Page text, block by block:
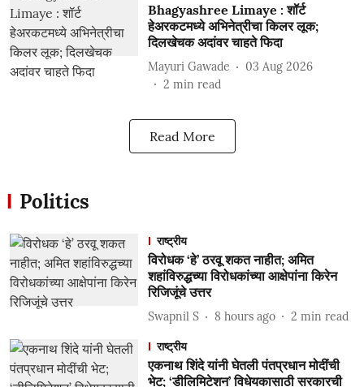
Bhagyashree Limaye : शॉर्ट
हेअरकटमध्ये अभिनेत्रीचा किलर लूक;
दिलखेचक अदांवर चाहते फिदा
Mayuri Gawade
03 Aug 2026
2 min read
Read More
Politics
राष्ट्रीय
विरोधक ‘हे’ ठरवू शकत नाहीत; अमित
शहांविरुद्धच्या विरोधकांच्या आक्षेपांना किरेन
रिजिजूंचे उत्तर
Swapnil S 8 hours ago 2 min read
राष्ट्रीय
एकनाथ शिंदे यांनी घेतली पंतप्रधान मोदींची
भेट; ‘डीलिमिटेशन’ विधेयकासाठी सरकारची